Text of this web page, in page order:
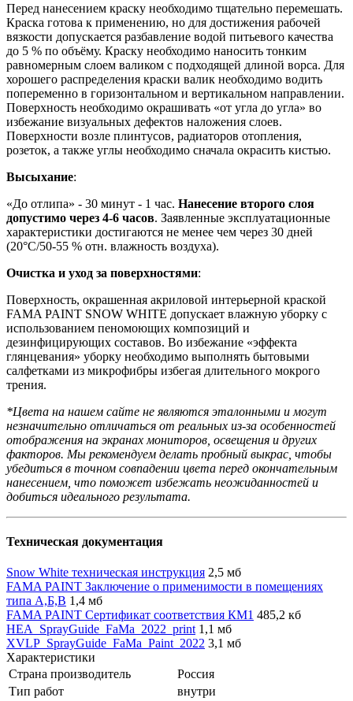
Перед нанесением краску необходимо тщательно перемешать.
Краска готова к применению, но для достижения рабочей
вязкости допускается разбавление водой питьевого качества
до 5 % по объёму. Краску необходимо наносить тонким
равномерным слоем валиком с подходящей длиной ворса. Для
хорошего распределения краски валик необходимо водить
попеременно в горизонтальном и вертикальном направлении.
Поверхность необходимо окрашивать «от угла до угла» во
избежание визуальных дефектов наложения слоев.
Поверхности возле плинтусов, радиаторов отопления,
розеток, а также углы необходимо сначала окрасить кистью.
Высыхание:
«До отлипа» - 30 минут - 1 час. Нанесение второго слоя
допустимо через 4-6 часов. Заявленные эксплуатационные
характеристики достигаются не менее чем через 30 дней
(20°C/50-55 % отн. влажность воздуха).
Очистка и уход за поверхностями:
Поверхность, окрашенная акриловой интерьерной краской
FAMA PAINT SNOW WHITE допускает влажную уборку с
использованием пеномоющих композиций и
дезинфицирующих составов. Во избежание «эффекта
глянцевания» уборку необходимо выполнять бытовыми
салфетками из микрофибры избегая длительного мокрого
трения.
*Цвета на нашем сайте не являются эталонными и могут
незначительно отличаться от реальных из-за особенностей
отображения на экранах мониторов, освещения и других
факторов. Мы рекомендуем делать пробный выкрас, чтобы
убедиться в точном совпадении цвета перед окончательным
нанесением, что поможет избежать неожиданностей и
добиться идеального результата.
Техническая документация
Snow White техническая инструкция 2,5 мб
FAMA PAINT Заключение о применимости в помещениях
типа А,Б,В 1,4 мб
FAMA PAINT Сертификат соответствия КМ1 485,2 кб
HEA_SprayGuide_FaMa_2022_print 1,1 мб
XVLP_SprayGuide_FaMa_Paint_2022 3,1 мб
Характеристики
Страна производитель
Россия
Тип работ
внутри